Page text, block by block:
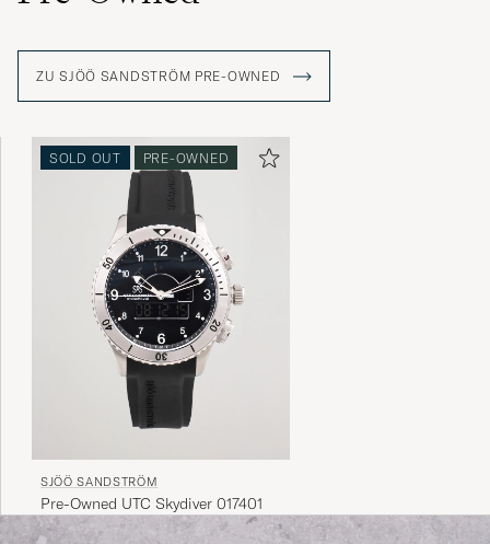
ZU SJÖÖ SANDSTRÖM PRE-OWNED
SOLD OUT PRE-OWNED
SJÖÖ SANDSTRÖM
Pre-Owned UTC Skydiver 017401